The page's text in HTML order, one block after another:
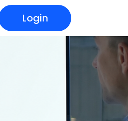
Login